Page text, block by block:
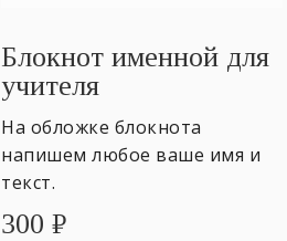
Блокнот именной для
учителя
На обложке блокнота
напишем любое ваше имя и
текст.
300 ₽